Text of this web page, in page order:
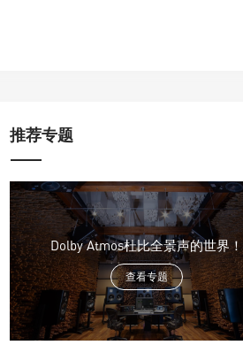
推荐专题
Dolby Atmos杜比全景声的世界！
查看专题